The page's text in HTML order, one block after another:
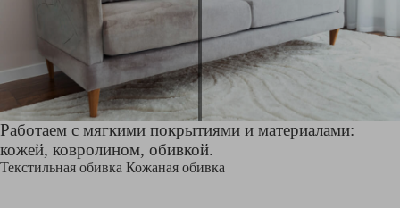
Работаем с мягкими покрытиями и материалами:
кожей, ковролином, обивкой.
Текстильная обивка Кожаная обивка